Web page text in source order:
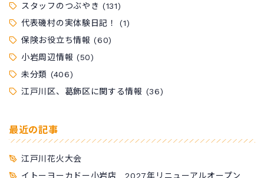
スタッフのつぶやき (131)
代表磯村の実体験日記！
(1)
保険お役立ち情報 (60)
小岩周辺情報 (50)
未分類 (406)
江戸川区、葛飾区に関する情報 (36)
最近の記事
江戸川花火大会
イトーヨーカドー小岩店 2027年リニューアルオープン